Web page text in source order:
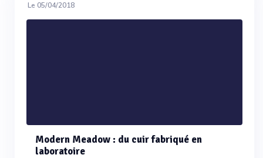
Le 05/04/2018
Modern Meadow : du cuir fabriqué en
laboratoire